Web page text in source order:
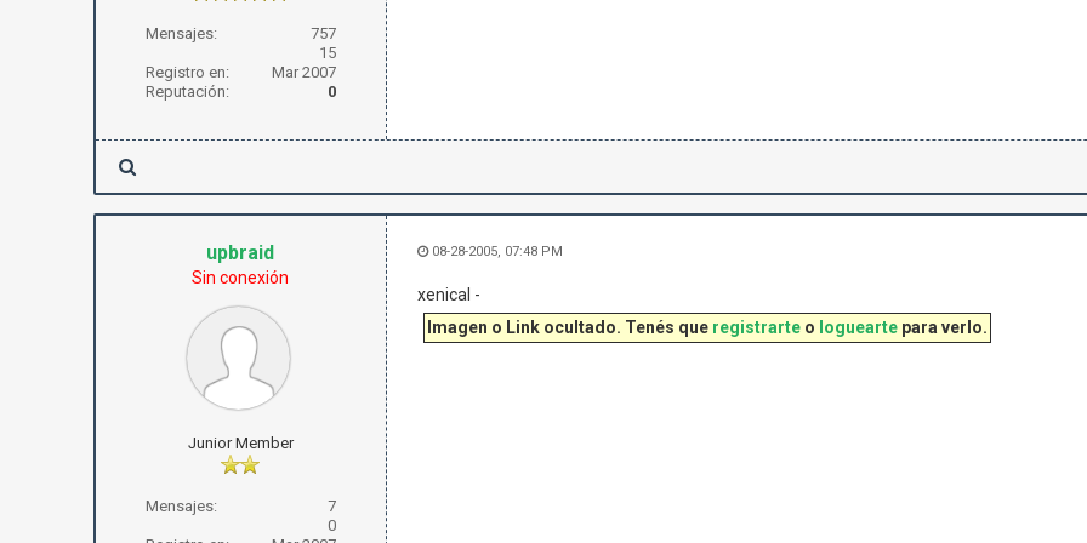
Mensajes:
757
15
Registro en:
Mar 2007
Reputación:
0
upbraid
Sin conexión
Junior Member
Mensajes:
7
0
08-28-2005, 07:48 PM
xenical -
Imagen o Link ocultado. Tenés que registrarteo logueartepara verlo.